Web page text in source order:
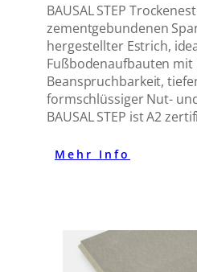
BAUSAL STEP
zementgebundenen
hergestellter Estrich,
Fußbodenaufbauten mit
Beanspruchbarkeit,
formschlüssiger Nut-
BAUSAL STEP ist A2
Mehr Info